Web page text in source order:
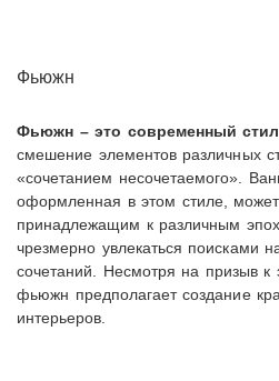
Фьюжн
Фьюжн – это современный
смешение элементов различных
«сочетанием несочетаемого».
оформленная в этом стиле, может
принадлежащим к различным
чрезмерно увлекаться поисками
сочетаний. Несмотря на призыв к
фьюжн предполагает создание
интерьеров.